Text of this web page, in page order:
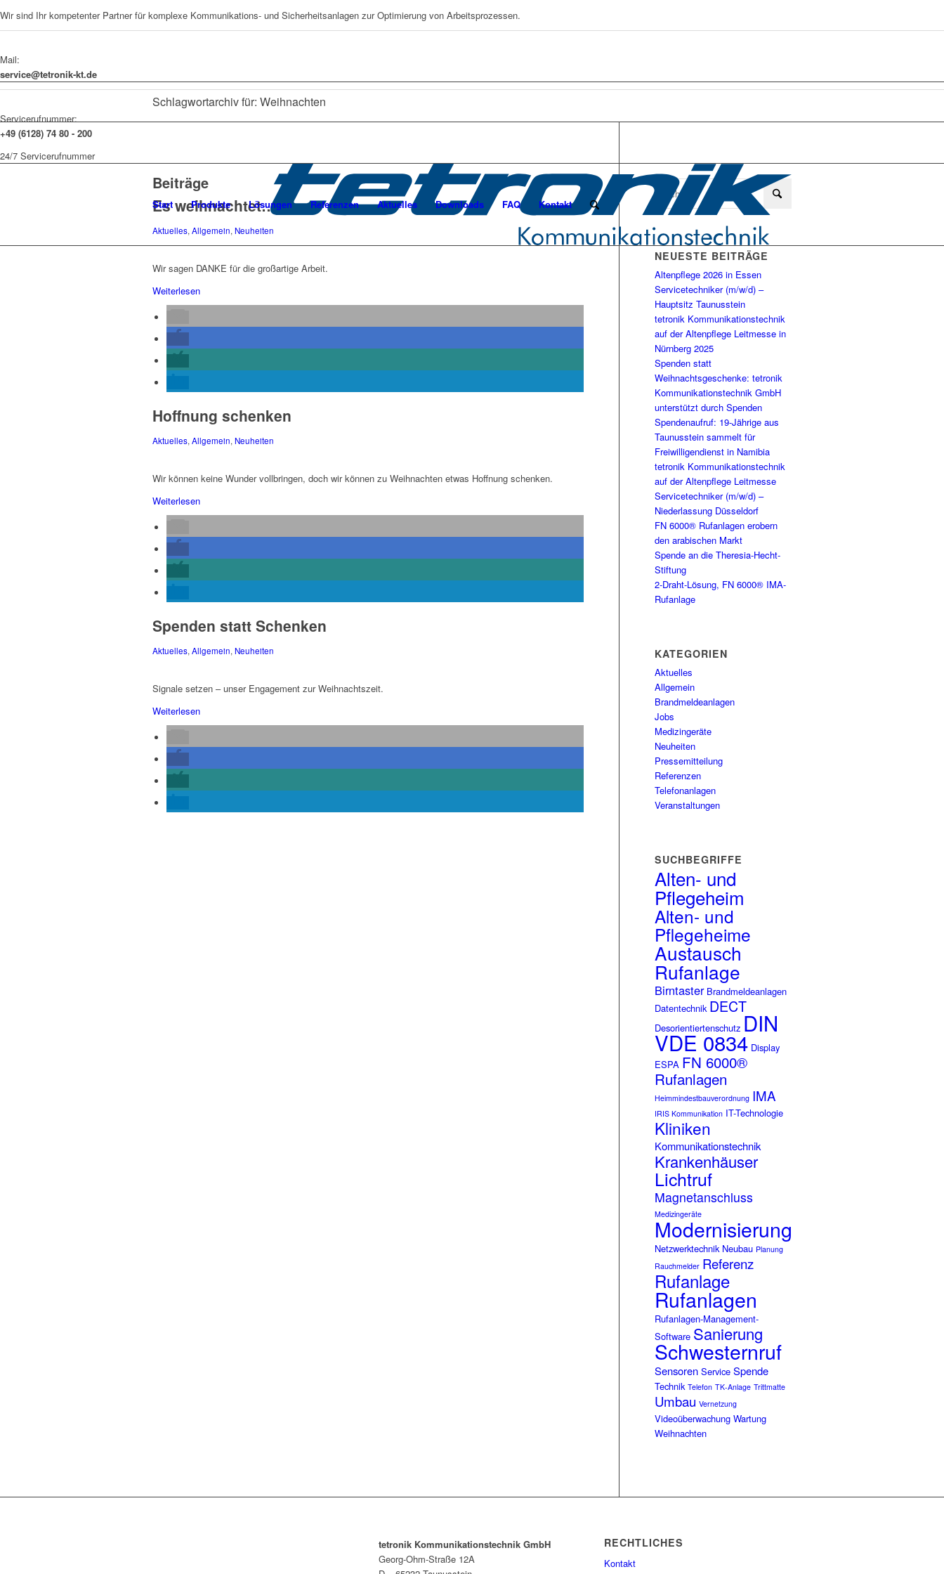
Wir sind Ihr kompetenter Partner für komplexe Kommunikations- und Sicherheitsanlagen zur Optimierung von Arbeitsprozessen.
Mail:
service@tetronik-kt.de
Servicerufnummer:
+49 (6128) 74 80 - 200
24/7 Servicerufnummer
Start Produkte Lösungen Referenzen Aktuelles Downloads FAQ Kontakt
Schlagwortarchiv für: Weihnachten
Beiträge
Es weihnachtet….
Aktuelles, Allgemein, Neuheiten
Wir sagen DANKE für die großartige Arbeit.
Weiterlesen
Hoffnung schenken
Aktuelles, Allgemein, Neuheiten
Wir können keine Wunder vollbringen, doch wir können zu Weihnachten etwas Hoffnung schenken.
Weiterlesen
Spenden statt Schenken
Aktuelles, Allgemein, Neuheiten
Signale setzen – unser Engagement zur Weihnachtszeit.
Weiterlesen
NEUESTE BEITRÄGE
Altenpflege 2026 in Essen
Servicetechniker (m/w/d) –
Hauptsitz Taunusstein
tetronik Kommunikationstechnik
auf der Altenpflege Leitmesse in
Nürnberg 2025
Spenden statt
Weihnachtsgeschenke: tetronik
Kommunikationstechnik GmbH
unterstützt durch Spenden
Spendenaufruf: 19-Jährige aus
Taunusstein sammelt für
Freiwilligendienst in Namibia
tetronik Kommunikationstechnik
auf der Altenpflege Leitmesse
Servicetechniker (m/w/d) –
Niederlassung Düsseldorf
FN 6000® Rufanlagen erobern
den arabischen Markt
Spende an die Theresia-Hecht-
Stiftung
2-Draht-Lösung, FN 6000® IMA-
Rufanlage
KATEGORIEN
Aktuelles
Allgemein
Brandmeldeanlagen
Jobs
Medizingeräte
Neuheiten
Pressemitteilung
Referenzen
Telefonanlagen
Veranstaltungen
SUCHBEGRIFFE
Alten- und
Pflegeheim
Alten- und
Pflegeheime
Austausch
Rufanlage
Birntaster Brandmeldeanlagen
Datentechnik DECT
Desorientiertenschutz DIN
VDE 0834 Display
ESPA FN 6000®
Rufanlagen
Heimmindestbauverordnung IMA
IRIS Kommunikation IT-Technologie
Kliniken
Kommunikationstechnik
Krankenhäuser
Lichtruf
Magnetanschluss
Medizingeräte
Modernisierung
Netzwerktechnik Neubau Planung
Rauchmelder Referenz
Rufanlage
Rufanlagen
Rufanlagen-Management-
Software Sanierung
Schwesternruf
Sensoren Service Spende
Technik Telefon TK-Anlage Trittmatte
Umbau Vernetzung
Videoüberwachung Wartung
Weihnachten
tetronik Kommunikationstechnik GmbH
Georg-Ohm-Straße 12A
RECHTLICHES
Kontakt